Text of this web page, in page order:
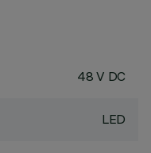
48 V DC
LED